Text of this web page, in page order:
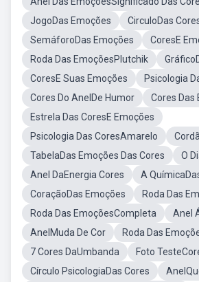
JogoDas Emoções
CirculoDas
SemáforoDas Emoções
CoresE
Roda Das EmoçõesPlutchik
CoresE Suas Emoções
Psicologia
Cores Do AnelDe Humor
Cores Das
Estrela Das CoresE Emoções
Psicologia Das CoresAmarelo
TabelaDas Emoções Das Cores
O
Anel DaEnergia Cores
A
CoraçãoDas Emoções
Roda Das
Roda Das EmoçõesCompleta
Anel
AnelMuda De Cor
Roda Das
7 Cores DaUmbanda
Foto
Círculo PsicologiaDas Cores